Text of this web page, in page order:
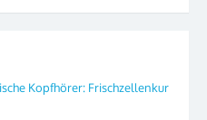
Kopfhörer: Frischzellenkur